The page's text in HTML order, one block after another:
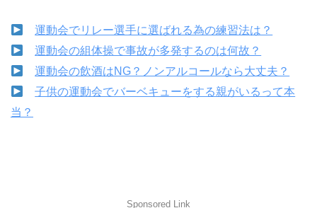
運動会でリレー選手に選ばれる為の練習法は？
運動会の組体操で事故が多発するのは何故？
運動会の飲酒はNG？ノンアルコールなら大丈夫？
子供の運動会でバーベキューをする親がいるって本
当？
Sponsored Link